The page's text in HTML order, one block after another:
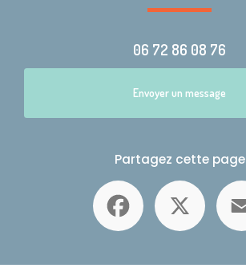
06 72 86 08 76
Envoyer un message
Partagez cette page
Facebook